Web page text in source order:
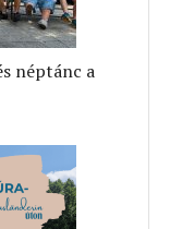
néptánc a